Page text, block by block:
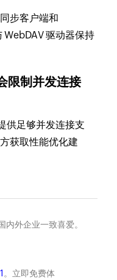
步客户端和
WebDAV 驱动器保持
限制并发连接
供足够并发连接支
获取性能优化建
内外企业一致喜爱。
。立即免费体